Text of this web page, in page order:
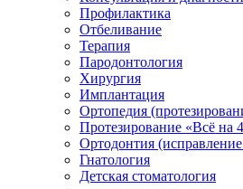
Профилактика
Отбеливание
Терапия
Пародонтология
Хирургия
Имплантация
Ортопедия
Протезирование «Всё на
Ортодонтия
Гнатология
Детская стоматология